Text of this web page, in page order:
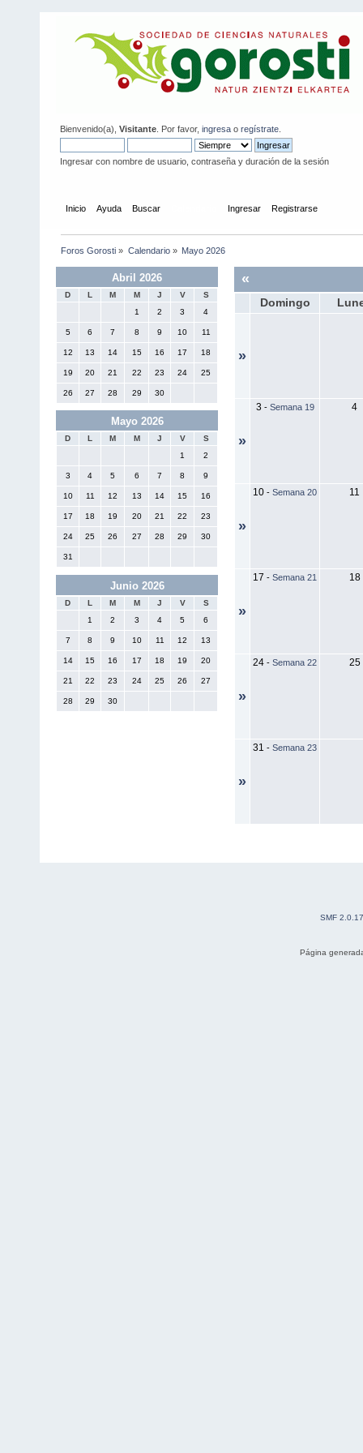
Bienvenido(a), Visitante . Por favor, ingresa o regístrate
Ingresar con nombre de usuario, contraseña y duración de la sesión
Inicio Ayuda Buscar Ingresar Registrarse
Foros Gorosti » Calendario» Mayo 2026
Abril 2026
D L M M J V
S
1
2 3 4
5 6 7 8 9 10 11
12 13 14 15 16 17 18
19 20 21 22 23 24 25
26 27 28 29 30
Mayo 2026
D L M M J V
S
1
2
3 4 5 6 7 8 9
10 11 12 13 14 15 16
17 18 19 20 21 22 23
24 25 26 27 28 29 30
31
Junio 2026
D L M M J V
S
1
2 3 4 5 6
7 8 9 10 11 12 13
14 15 16 17 18 19 20
21 22 23 24 25 26 27
28 29 30
«
Domingo
»
»
3 - Semana 19 4
»
10 - Semana 20 11
»
17 - Semana 21 18
»
24 - Semana 22 25
»
31 - Semana 23
SMF 2.0.17
Página